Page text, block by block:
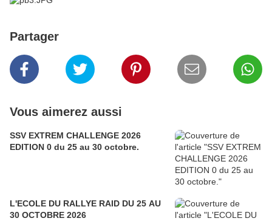
Partager
Vous aimerez aussi
SSV EXTREM CHALLENGE 2026
EDITION 0 du 25 au 30 octobre.
L'ECOLE DU RALLYE RAID DU 25 AU
30 OCTOBRE 2026